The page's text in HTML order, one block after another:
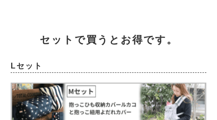
セットで買うとお得です。
Lセット